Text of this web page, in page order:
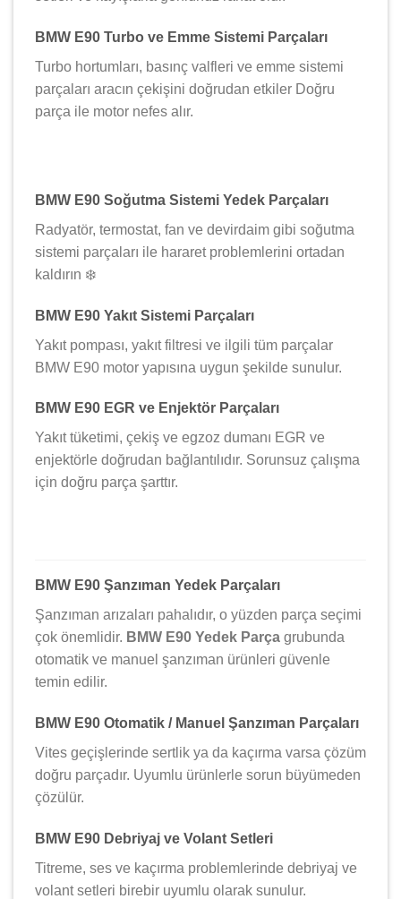
BMW E90 Turbo ve Emme Sistemi Parçaları
Turbo hortumları, basınç valfleri ve emme sistemi
parçaları aracın çekişini doğrudan etkiler Doğru
parça ile motor nefes alır.
BMW E90 Soğutma Sistemi Yedek Parçaları
Radyatör, termostat, fan ve devirdaim gibi soğutma
sistemi parçaları ile hararet problemlerini ortadan
kaldırın ❄️
BMW E90 Yakıt Sistemi Parçaları
Yakıt pompası, yakıt filtresi ve ilgili tüm parçalar
BMW E90 motor yapısına uygun şekilde sunulur.
BMW E90 EGR ve Enjektör Parçaları
Yakıt tüketimi, çekiş ve egzoz dumanı EGR ve
enjektörle doğrudan bağlantılıdır. Sorunsuz çalışma
için doğru parça şarttır.
BMW E90 Şanzıman Yedek Parçaları
Şanzıman arızaları pahalıdır, o yüzden parça seçimi
çok önemlidir. BMW E90 Yedek Parça grubunda
otomatik ve manuel şanzıman ürünleri güvenle
temin edilir.
BMW E90 Otomatik / Manuel Şanzıman Parçaları
Vites geçişlerinde sertlik ya da kaçırma varsa çözüm
doğru parçadır. Uyumlu ürünlerle sorun büyümeden
çözülür.
BMW E90 Debriyaj ve Volant Setleri
Titreme, ses ve kaçırma problemlerinde debriyaj ve
volant setleri birebir uyumlu olarak sunulur.